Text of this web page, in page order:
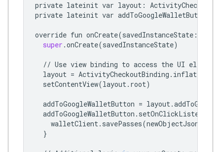
private lateinit var layout :
private lateinit var addToGoogleWalletButton
override fun onCreate(savedInstanceState :
super .onCreate(savedInstanceState)
// Use view binding to access the UI elements
layout = ActivityCheckoutBinding . inflate
setContentView(layout. root)
addToGoogleWalletButton = layout.
addToGoogleWalletButton . setOnClickListener
walletClient. savePasses(newObjectJson
}